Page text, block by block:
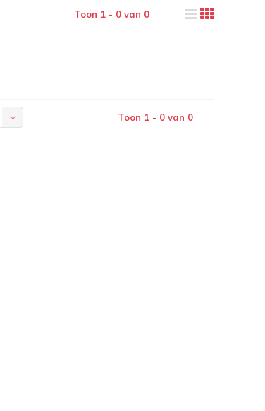
Toon 1 - 0 van 0
Toon 1 - 0 van 0